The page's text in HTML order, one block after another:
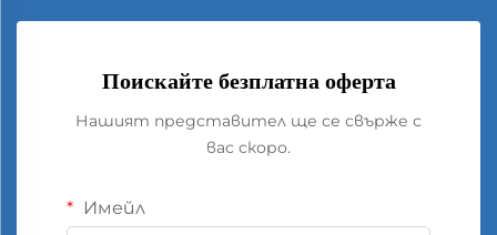
Поискайте безплатна оферта
Нашият представител ще се свърже с
вас скоро.
Имейл